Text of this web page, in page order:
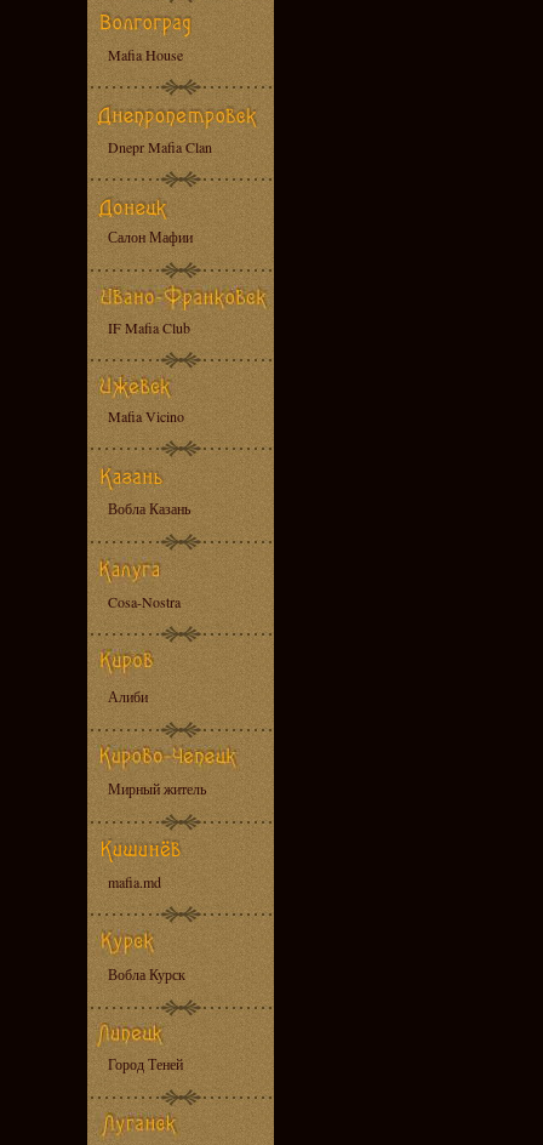
Mafia House
Dnepr Mafia Clan
Салон Мафии
IF Mafia Club
Mafia Vicino
Вобла Казань
Cosa-Nostra
Алиби
Мирный житель
mafia.md
Вобла Курск
Город Теней